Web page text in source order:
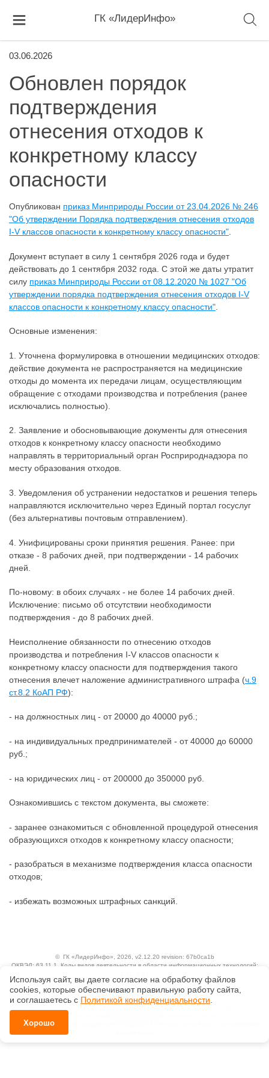
ГК «ЛидерИнфо»
03.06.2026
Обновлен порядок
подтверждения
отнесения отходов к
конкретному классу
опасности
Опубликован приказ Минприроды России от 23.04.2026 № 246
"Об утверждении Порядка подтверждения отнесения отходов
I-V классов опасности к конкретному классу опасности"
Документ вступает в силу 1 сентября 2026 года и будет
действовать до 1 сентября 2032 года. С этой же даты утратит
силу приказ Минприроды России от 08.12.2020 № 1027 "Об
утверждении порядка подтверждения отнесения отходов I-V
классов опасности к конкретному классу опасности"
Основные изменения:
1. Уточнена формулировка в отношении медицинских отходов:
действие документа не распространяется на медицинские
отходы до момента их передачи лицам, осуществляющим
обращение с отходами производства и потребления (ранее
исключались полностью).
2. Заявление и обосновывающие документы для отнесения
отходов к конкретному классу опасности необходимо
направлять в территориальный орган Росприроднадзора по
месту образования отходов.
3. Уведомления об устранении недостатков и решения теперь
направляются исключительно через Единый портал госуслуг
(без альтернативы почтовым отправлением).
4. Унифицированы сроки принятия решения. Ранее: при
отказе - 8 рабочих дней, при подтверждении - 14 рабочих
дней.
По-новому: в обоих случаях - не более 14 рабочих дней.
Исключение: письмо об отсутствии необходимости
подтверждения - до 8 рабочих дней.
Неисполнение обязанности по отнесению отходов
производства и потребления I-V классов опасности к
конкретному классу опасности для подтверждения такого
отнесения влечет наложение административного штрафа (ч.9
ст.8.2 КоАП РФ):
- на должностных лиц - от 20000 до 40000 руб.;
- на индивидуальных предпринимателей - от 40000 до 60000
руб.;
- на юридических лиц - от 200000 до 350000 руб.
Ознакомившись с текстом документа, вы сможете:
- заранее ознакомиться с обновленной процедурой отнесения
образующихся отходов к конкретному классу опасности;
- разобраться в механизме подтверждения класса опасности
отходов;
- избежать возможных штрафных санкций.
© ГК «ЛидерИнфо» , 2026, v2.12.20 revision: 67b0ca1b
ОКВЭД: 63.11.1, Коды видов деятельности в области информационных технологий:
Ценовая политика
Технологии
Справка о регистрации продуктов АО «Кодекс» в Реестре российского программного
Используя сайт, вы даете согласие на обработку файлов
сооkiеs, которые обеспечивают правильную работу сайта,
и соглашаетесь с Политикой конфиденциальности
Хорошо